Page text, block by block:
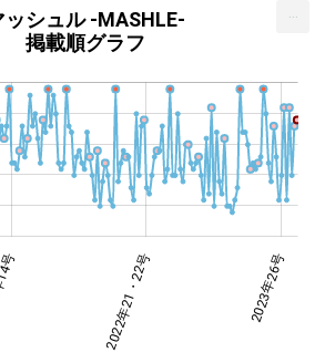
ッシュル -MASHLE-
掲載順グラフ
号 2022年21・22号 2023年26号
...